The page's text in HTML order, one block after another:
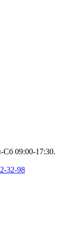
09:00-17:30.
32-98